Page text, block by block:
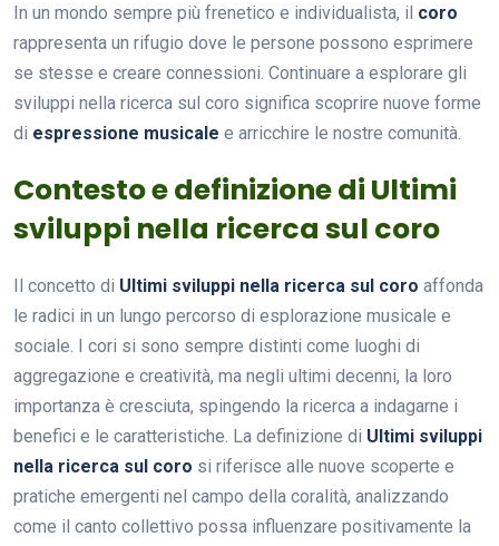
In un mondo sempre più frenetico e individualista, il coro
rappresenta un rifugio dove le persone possono esprimere
se stesse e creare connessioni. Continuare a esplorare gli
sviluppi nella ricerca sul coro significa scoprire nuove forme
di espressione musicale e arricchire le nostre comunità.
Contesto e definizione di Ultimi
sviluppi nella ricerca sul coro
Il concetto di Ultimi sviluppi nella ricerca sul coro affonda
le radici in un lungo percorso di esplorazione musicale e
sociale. I cori si sono sempre distinti come luoghi di
aggregazione e creatività, ma negli ultimi decenni, la loro
importanza è cresciuta, spingendo la ricerca a indagarne i
benefici e le caratteristiche. La definizione di Ultimi sviluppi
nella ricerca sul coro si riferisce alle nuove scoperte e
pratiche emergenti nel campo della coralità, analizzando
come il canto collettivo possa influenzare positivamente la